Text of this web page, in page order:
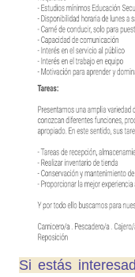
Si estás